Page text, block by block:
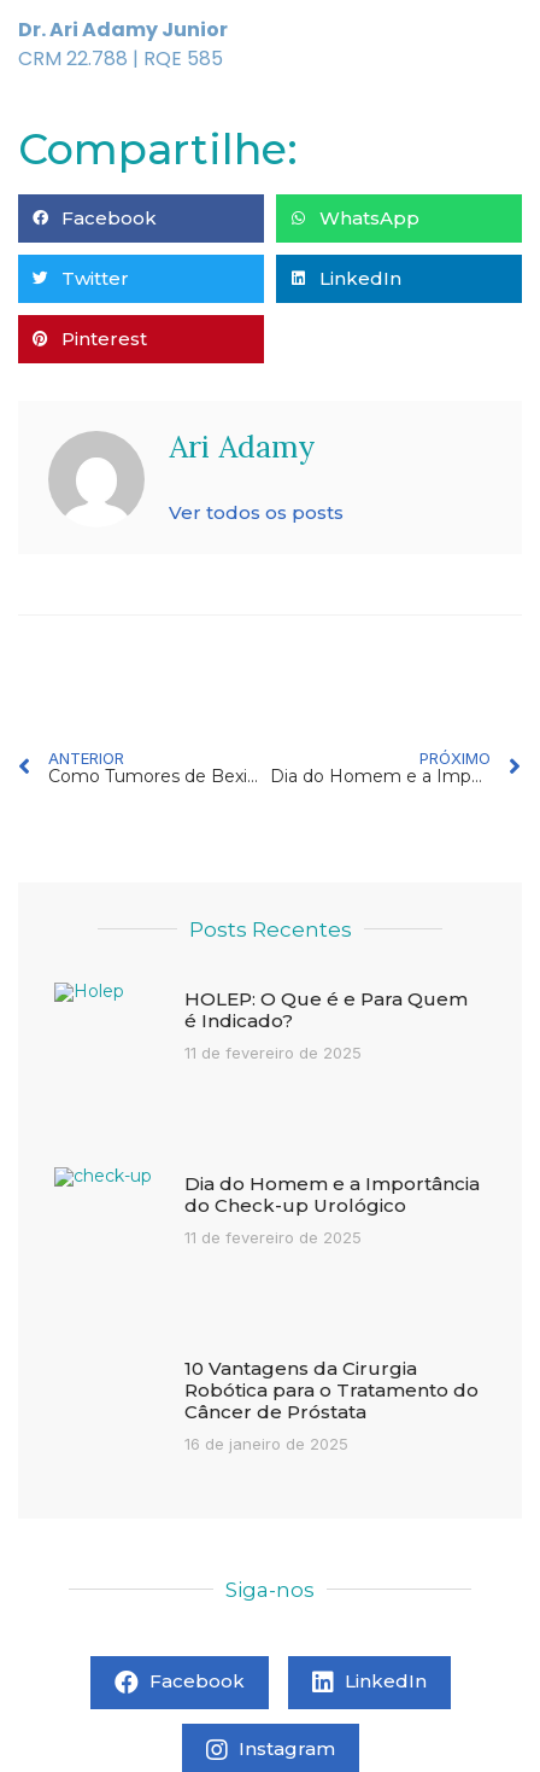
Dr. Ari Adamy Junior
CRM 22.788 | RQE 585
Compartilhe:
Facebook WhatsApp
Twitter LinkedIn
Pinterest
Ari Adamy
Ver todos os posts
ANTERIOR
Como Tumores de Bexiga se Desenvolvem
PRÓXIMO
Dia do Homem e a Importância do Check-up Urológico
Posts Recentes
HOLEP: O Que é e Para Quem
é Indicado?
11 de fevereiro de 2025
Dia do Homem e a Importância
do Check-up Urológico
11 de fevereiro de 2025
10 Vantagens da Cirurgia
Robótica para o Tratamento do
Câncer de Próstata
16 de janeiro de 2025
Siga-nos
Facebook LinkedIn
Instagram